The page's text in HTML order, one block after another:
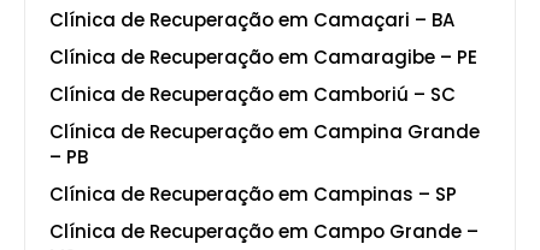
Clínica de Recuperação em Camaçari – BA
Clínica de Recuperação em Camaragibe – PE
Clínica de Recuperação em Camboriú – SC
Clínica de Recuperação em Campina Grande
– PB
Clínica de Recuperação em Campinas – SP
Clínica de Recuperação em Campo Grande –